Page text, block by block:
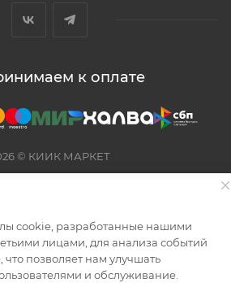
к оплате
© КИИК МАРКЕТ
cookie, разработанные нашими
лицами, для анализа событий
позволяет нам улучшать
и обслуживание.